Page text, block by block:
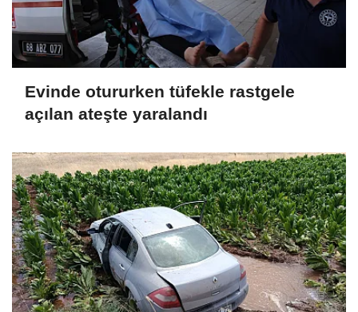
Evinde otururken tüfekle rastgele
açılan ateşte yaralandı